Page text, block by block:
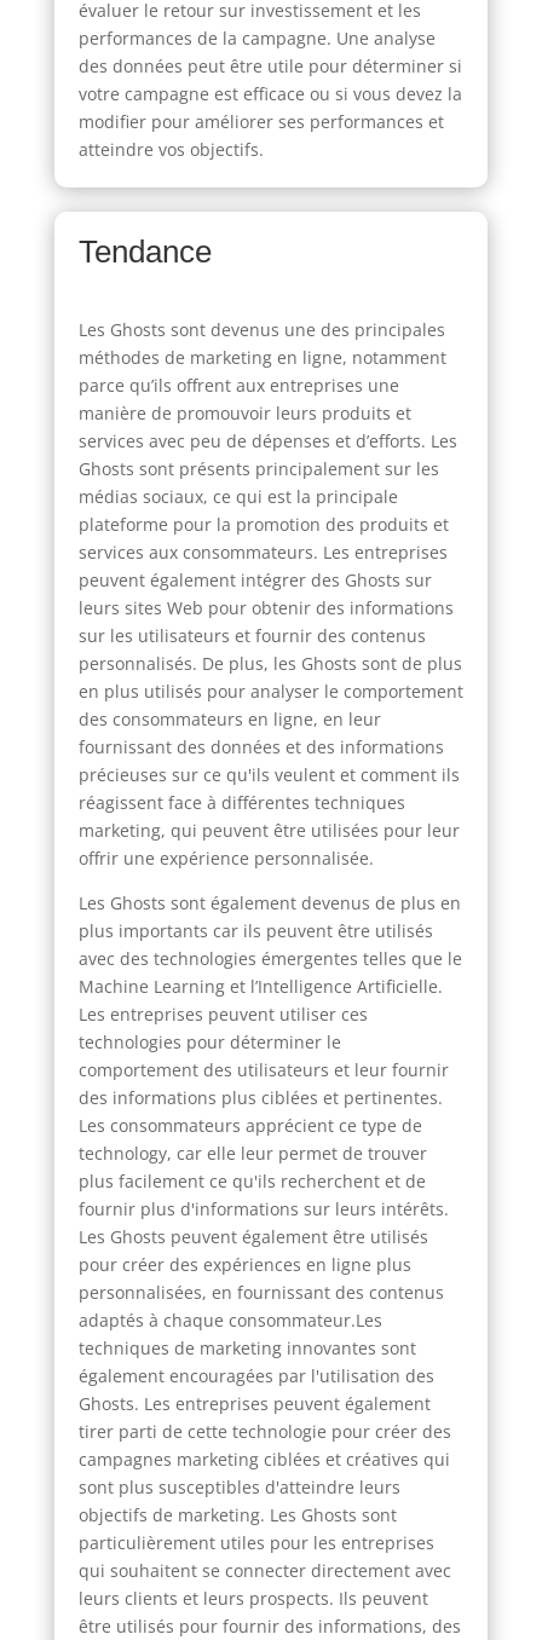
évaluer le retour sur investissement et les
performances de la campagne. Une analyse
des données peut être utile pour déterminer si
votre campagne est efficace ou si vous devez la
modifier pour améliorer ses performances et
atteindre vos objectifs.
Tendance
Les Ghosts sont devenus une des principales
méthodes de marketing en ligne, notamment
parce qu’ils offrent aux entreprises une
manière de promouvoir leurs produits et
services avec peu de dépenses et d’efforts. Les
Ghosts sont présents principalement sur les
médias sociaux, ce qui est la principale
plateforme pour la promotion des produits et
services aux consommateurs. Les entreprises
peuvent également intégrer des Ghosts sur
leurs sites Web pour obtenir des informations
sur les utilisateurs et fournir des contenus
personnalisés. De plus, les Ghosts sont de plus
en plus utilisés pour analyser le comportement
des consommateurs en ligne, en leur
fournissant des données et des informations
précieuses sur ce qu'ils veulent et comment ils
réagissent face à différentes techniques
marketing, qui peuvent être utilisées pour leur
offrir une expérience personnalisée.
Les Ghosts sont également devenus de plus en
plus importants car ils peuvent être utilisés
avec des technologies émergentes telles que le
Machine Learning et l’Intelligence Artificielle.
Les entreprises peuvent utiliser ces
technologies pour déterminer le
comportement des utilisateurs et leur fournir
des informations plus ciblées et pertinentes.
Les consommateurs apprécient ce type de
technology, car elle leur permet de trouver
plus facilement ce qu'ils recherchent et de
fournir plus d'informations sur leurs intérêts.
Les Ghosts peuvent également être utilisés
pour créer des expériences en ligne plus
personnalisées, en fournissant des contenus
adaptés à chaque consommateur.Les
techniques de marketing innovantes sont
également encouragées par l'utilisation des
Ghosts. Les entreprises peuvent également
tirer parti de cette technologie pour créer des
campagnes marketing ciblées et créatives qui
sont plus susceptibles d'atteindre leurs
objectifs de marketing. Les Ghosts sont
particulièrement utiles pour les entreprises
qui souhaitent se connecter directement avec
leurs clients et leurs prospects. Ils peuvent
être utilisés pour fournir des informations, des